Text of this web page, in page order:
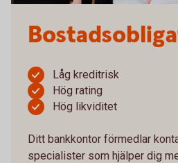
Låg kreditrisk
Hög rating
Hög likviditet
Ditt bankkontor förmedlar
specialister som hjälper dig